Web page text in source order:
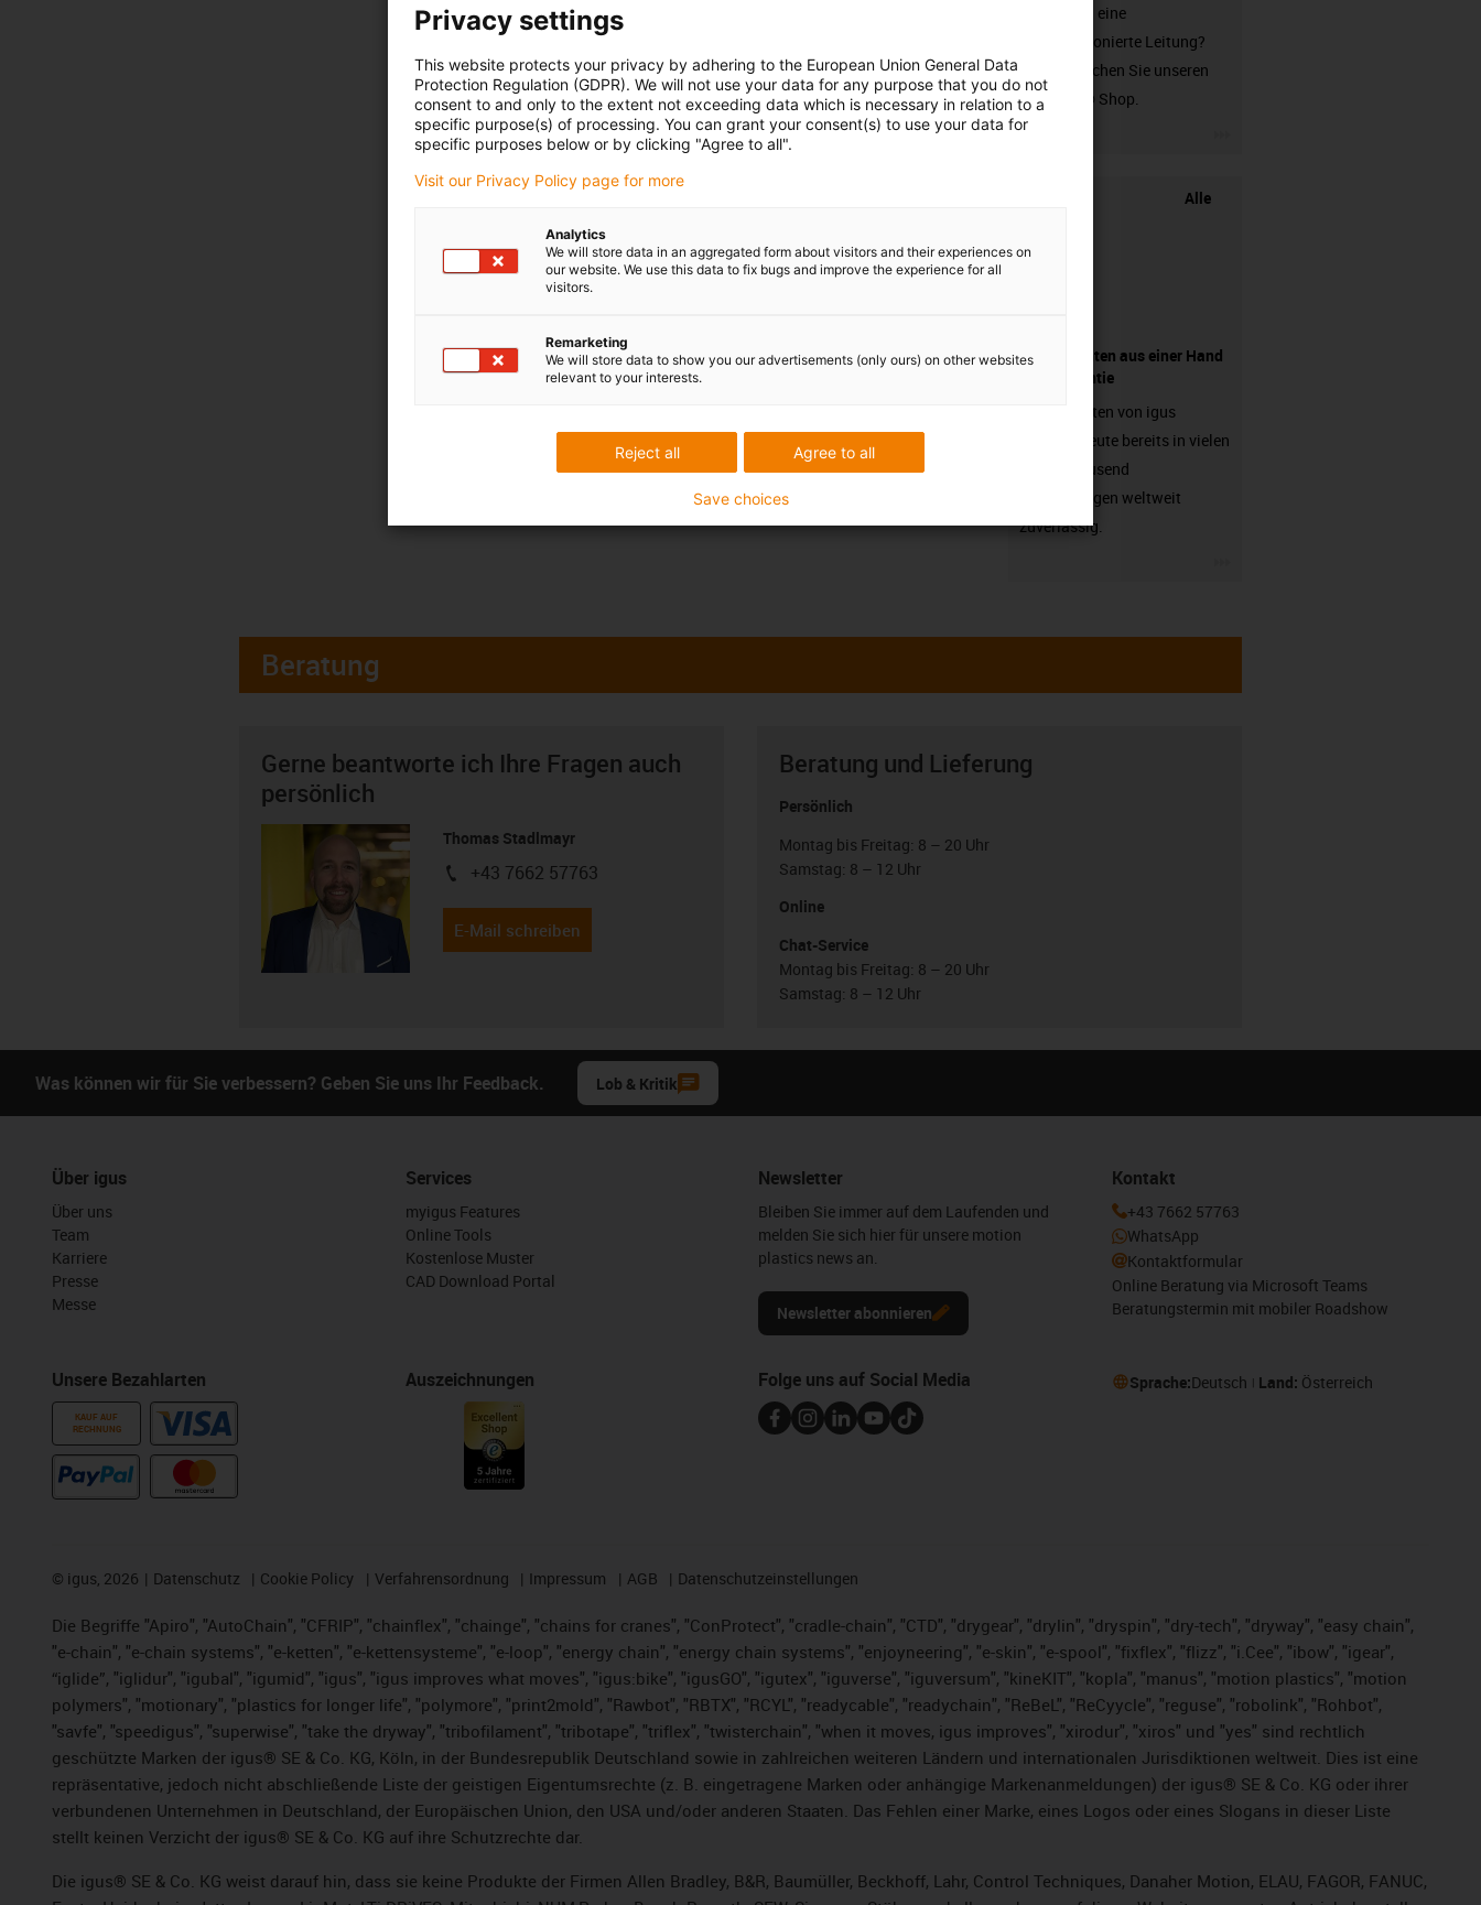
Sie suchen eine
unkonfektionierte Leitung?
Dann besuchen Sie unseren
chainflex® Shop.
Alle
Komponenten aus einer Hand
- mit Garantie
Energieketten von igus
arbeiten heute bereits in vielen
hunderttausend
Anwendungen weltweit
zuverlässig.
Beratung
Gerne beantworte ich Ihre Fragen auch
persönlich
Thomas Stadlmayr
igus-icon-phone
+43 7662 57763
E-Mail schreiben
Beratung und Lieferung
Persönlich
Montag bis Freitag: 8 – 20 Uhr
Samstag: 8 – 12 Uhr
Online
Chat-Service
Montag bis Freitag: 8 – 20 Uhr
Samstag: 8 – 12 Uhr
Was können wir für Sie verbessern? Geben Sie uns Ihr Feedback. Lob & Kritik
Über igus
Über uns
Team
Karriere
Presse
Messe
Unsere Bezahlarten
KAUF AUF
RECHNUNG
Services
myigus Features
Online Tools
Kostenlose Muster
CAD Download Portal
Auszeichnungen
Newsletter
Bleiben Sie immer auf dem Laufenden und
melden Sie sich hier für unsere motion
plastics news an.
Newsletter abonnieren
Kontakt
+43 7662 57763
WhatsApp
Kontaktformular
Online Beratung via Microsoft Teams
Beratungstermin mit mobiler Roadshow
Folge uns auf Social Media Sprache:Deutsch Land: Österreich
© igus, 2026 Datenschutz Cookie Policy Verfahrensordnung Impressum AGB Datenschutzeinstellungen
Die Begriffe "Apiro", "AutoChain", "CFRIP", "chainflex", "chainge", "chains for cranes", "ConProtect", "cradle-chain", "CTD", "drygear", "drylin", "dryspin", "dry-tech", "dryway", "easy chain",
"e-chain", "e-chain systems", "e-ketten", "e-kettensysteme", "e-loop", "energy chain", "energy chain systems", "enjoyneering", "e-skin", "e-spool", "fixflex", "flizz", "i.Cee", "ibow", "igear",
“iglide”, "iglidur", "igubal", "igumid", "igus", "igus improves what moves", "igus:bike", "igusGO", "igutex", "iguverse", "iguversum", "kineKIT", "kopla", "manus", "motion plastics", "motion
polymers", "motionary", "plastics for longer life", "polymore", "print2mold", "Rawbot", "RBTX", "RCYL", "readycable", "readychain", "ReBeL", "ReCyycle", "reguse", "robolink", "Rohbot",
"savfe", "speedigus", "superwise", "take the dryway", "tribofilament", "tribotape", "triflex", "twisterchain", "when it moves, igus improves", "xirodur", "xiros" und "yes" sind rechtlich
geschützte Marken der igus® SE & Co. KG, Köln, in der Bundesrepublik Deutschland sowie in zahlreichen weiteren Ländern und internationalen Jurisdiktionen weltweit. Dies ist eine
repräsentative, jedoch nicht abschließende Liste der geistigen Eigentumsrechte (z. B. eingetragene Marken oder anhängige Markenanmeldungen) der igus® SE & Co. KG oder ihrer
verbundenen Unternehmen in Deutschland, der Europäischen Union, den USA und/oder anderen Staaten. Das Fehlen einer Marke, eines Logos oder eines Slogans in dieser Liste
stellt keinen Verzicht der igus® SE & Co. KG auf ihre Schutzrechte dar.
Die igus® SE & Co. KG weist darauf hin, dass sie keine Produkte der Firmen Allen Bradley, B&R, Baumüller, Beckhoff, Lahr, Control Techniques, Danaher Motion, ELAU, FAGOR, FANUC,
Privacy settings
This website protects your privacy by adhering to the European Union General Data
Protection Regulation (GDPR). We will not use your data for any purpose that you do not
consent to and only to the extent not exceeding data which is necessary in relation to a
specific purpose(s) of processing. You can grant your consent(s) to use your data for
specific purposes below or by clicking "Agree to all".
Visit our Privacy Policy page for more
Analytics
We will store data in an aggregated form about visitors and their experiences on
our website. We use this data to fix bugs and improve the experience for all
visitors.
Remarketing
We will store data to show you our advertisements (only ours) on other websites
relevant to your interests.
Agree to all
Reject all
Save choices